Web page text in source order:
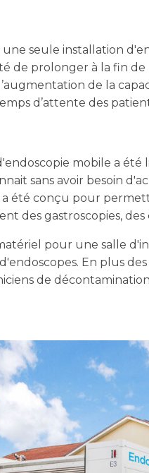
seule installation
de prolonger à la fin
de la
d’attente des
mobile a
sans avoir besoin
été conçu pour
des gastroscopies, des
pour une salle
En plus
de